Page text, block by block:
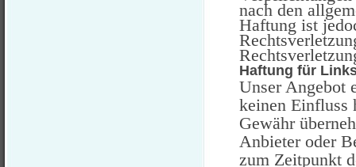
nach den
Haftung ist
Haftung für
Unser Angebot
keinen Einfluss
Gewähr
Anbieter oder
zum Zeitpunkt